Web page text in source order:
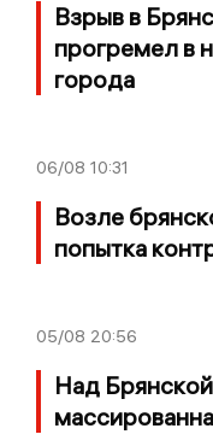
Взрыв в
прогремел в
города
06/08 10:31
Возле
попытка
05/08 20:56
Над